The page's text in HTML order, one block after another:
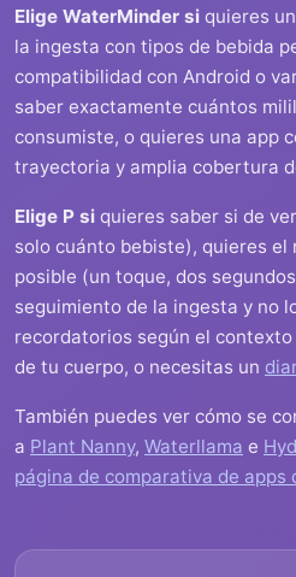
Elige WaterMinder si quieres
la ingesta con tipos de bebida
compatibilidad con Android o
saber exactamente cuántos
consumiste, o quieres una app
trayectoria y amplia cobertura
Elige P si quieres saber si de
solo cuánto bebiste), quieres el
posible (un toque, dos
seguimiento de la ingesta y no
recordatorios según el
de tu cuerpo, o necesitas un
También puedes ver cómo se
a Plant Nanny, Waterllama e
página de comparativa de apps